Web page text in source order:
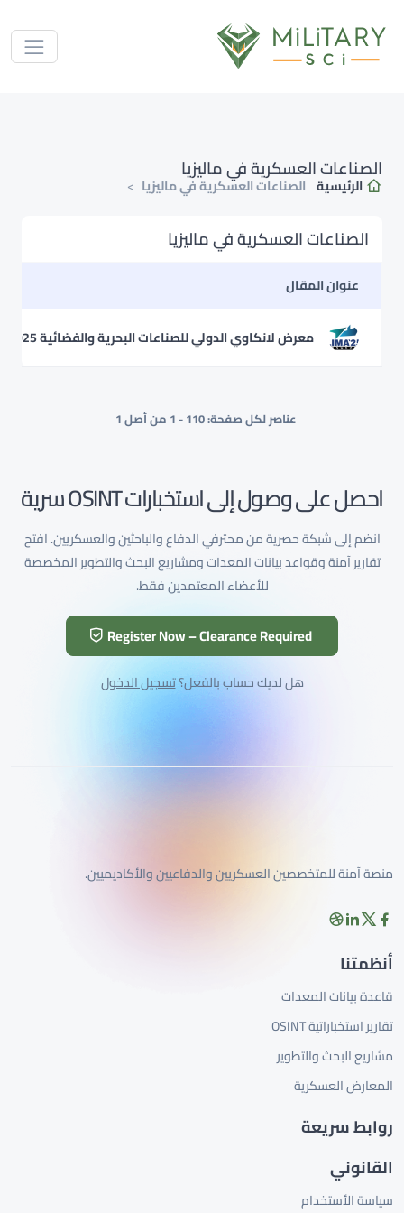
الصناعات العسكرية في ماليزيا
الرئيسية الصناعات العسكرية في ماليزيا
الصناعات العسكرية في ماليزيا
عنوان المقال
معرض لانكاوي الدولي للصناعات البحرية والفضائية LIMA 2025
عناصر لكل صفحة: 10 1 - 1 من أصل 1
احصل على وصول إلى استخبارات OSINT سرية
انضم إلى شبكة حصرية من محترفي الدفاع والباحثين والعسكريين. افتح
تقارير آمنة وقواعد بيانات المعدات ومشاريع البحث والتطوير المخصصة
للأعضاء المعتمدين فقط.
Register Now – Clearance Required
هل لديك حساب بالفعل؟تسجيل الدخول
منصة آمنة للمتخصصين العسكريين والدفاعيين والأكاديميين.
أنظمتنا
قاعدة بيانات المعدات
تقارير استخباراتية OSINT
مشاريع البحث والتطوير
المعارض العسكرية
روابط سريعة
القانوني
سياسة الأستخدام